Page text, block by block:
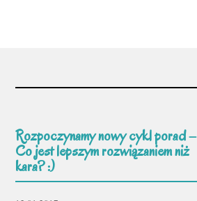
Rozpoczynamy nowy cykl porad –
Co jest lepszym rozwiązaniem niż
kara? :)